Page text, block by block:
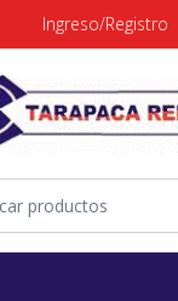
Ingreso/Registro